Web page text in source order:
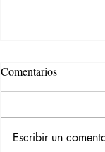
Comentarios
Escribir un